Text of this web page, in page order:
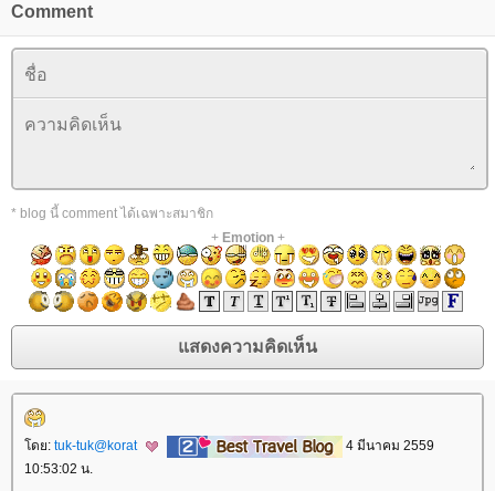
Comment
* blog นี้ comment ได้เฉพาะสมาชิก
+ Emotion+
ดย: tuk-tuk@korat
4 มีนาคม 2559
10:53:02 น.